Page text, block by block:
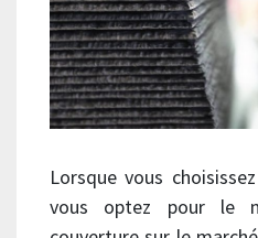
Lorsque vous
vous optez pour le